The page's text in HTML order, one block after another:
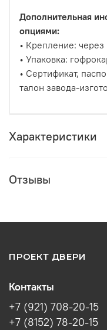
Дополнительная
опциями:
• Крепление:
• Упаковка:
• Сертификат,
талон завода-
Характеристики
Отзывы
ПРОЕКТ ДВЕРИ
Контакты
+7 (921) 708-20-15
+7 (8152) 78-20-15